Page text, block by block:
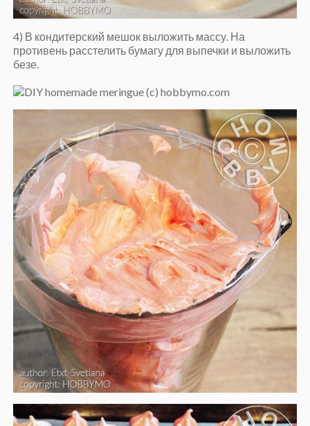
4) В кондитерский мешок выложить массу. На
противень расстелить бумагу для выпечки и выложить
безе.